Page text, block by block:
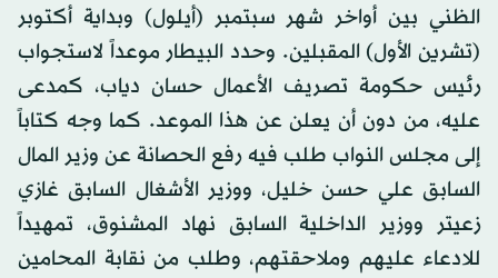
الظني بين أواخر شهر سبتمبر (أيلول) وبداية أكتوبر
(تشرين الأول) المقبلين. وحدد البيطار موعداً لاستجواب
رئيس حكومة تصريف الأعمال حسان دياب، كمدعى
عليه، من دون أن يعلن عن هذا الموعد. كما وجه كتاباً
إلى مجلس النواب طلب فيه رفع الحصانة عن وزير المال
السابق علي حسن خليل، ووزير الأشغال السابق غازي
زعيتر ووزير الداخلية السابق نهاد المشنوق، تمهيداً
للادعاء عليهم وملاحقتهم، وطلب من نقابة المحامين